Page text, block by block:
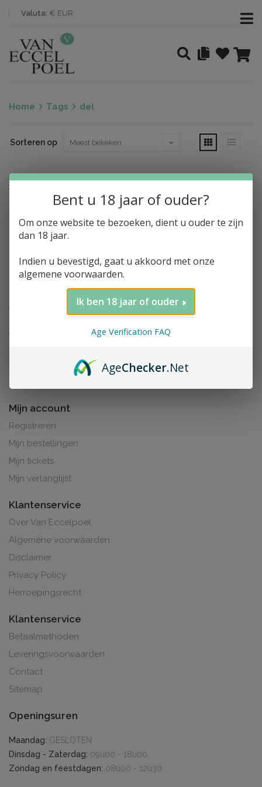
Valuta: € EUR
Home Tags del
Sorteren op
Nothing found
Mijn account
Registreren
Mijn bestellingen
Mijn tickets
Mijn verlanglijst
Klantenservice
Over Van Eccelpoel
Algemene voorwaarden
Disclaimer
Privacy Policy
Herroepingsrecht
Klantenservice
Betaalmethoden
Leveringsvoorwaarden
Contact
Sitemap
Openingsuren
Maandag: GESLOTEN
Dinsdag - Zaterdag: 09u00 - 18u00
Zondag en feestdagen: 08u00 - 12u30
Bent u 18 jaar of ouder?
Om onze website te bezoeken, dient u ouder te zijn
dan 18 jaar.
Indien u bevestigd, gaat u akkoord met onze
algemene voorwaarden.
Ik ben 18 jaar of ouder
Age Verification FAQ
AgeChecker.Net